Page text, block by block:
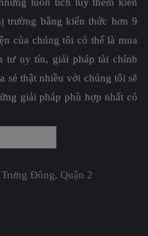
luôn tích lũy thêm kiến
trường bằng kiến thức hơn 9
của chúng tôi có thể là mua
tư uy tín, giải pháp tài chính
sẻ thật nhiều với chúng tôi sẽ
giải pháp phù hợp nhất có
Đông, Quận 2